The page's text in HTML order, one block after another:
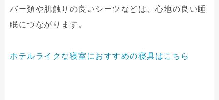
バー類や肌触りの良いシーツなどは、心地の良い睡
眠につながります。
ホテルライクな寝室におすすめの寝具はこちら